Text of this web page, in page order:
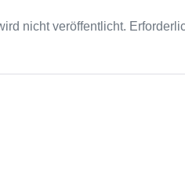
nicht veröffentlicht.